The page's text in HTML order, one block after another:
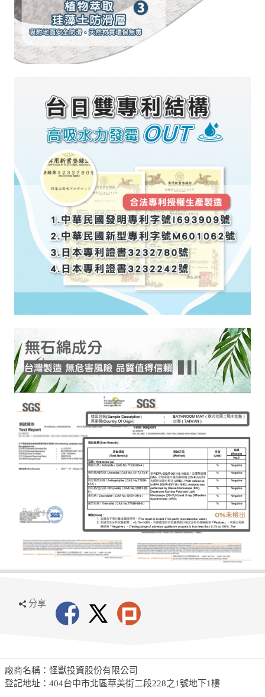
分享
廠商名稱：怪獸投資股份有限公司
登記地址：404台中市北區華美街二段228之1號地下1樓